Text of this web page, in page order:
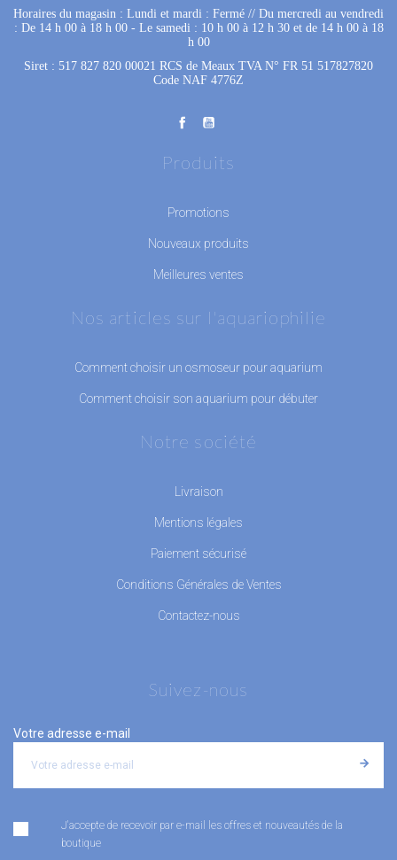
Horaires du magasin : Lundi et mardi : Fermé // Du mercredi au vendredi
: De 14 h 00 à 18 h 00 - Le samedi : 10 h 00 à 12 h 30 et de 14 h 00 à 18
h 00
Siret : 517 827 820 00021 RCS de Meaux TVA N° FR 51 517827820
Code NAF 4776Z
Produits
Promotions
Nouveaux produits
Meilleures ventes
Nos articles sur l'aquariophilie
Comment choisir un osmoseur pour aquarium
Comment choisir son aquarium pour débuter
Notre société
Livraison
Mentions légales
Paiement sécurisé
Conditions Générales de Ventes
Contactez-nous
Suivez-nous
Votre adresse e-mail
J'accepte de recevoir par e-mail les offres et nouveautés de la
boutique